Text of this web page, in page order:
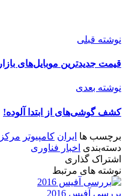
نوشته قبلی
قیمت جدیدترین ‌موبایل‌های بازار
نوشته بعدی
کشف گوشی‌های از ابتدا آلوده!
برچسب ها ایران کامپیوتر مرکز
دسته‌بندی اخبار فناوری
اشتراک گذاری
نوشته های مرتبط
بررسی آفیس 2016